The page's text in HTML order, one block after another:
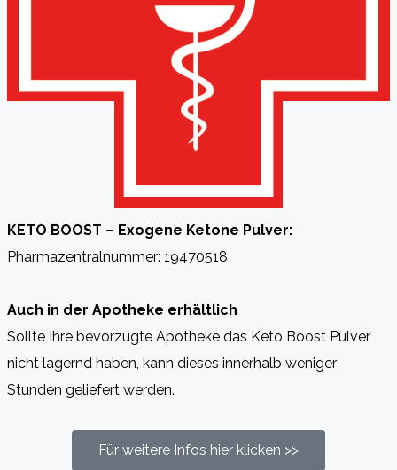
KETO BOOST – Exogene Ketone Pulver:
Pharmazentralnummer: 19470518
Auch in der Apotheke erhältlich
Sollte Ihre bevorzugte Apotheke das Keto Boost Pulver
nicht lagernd haben, kann dieses innerhalb weniger
Stunden geliefert werden.
Für weitere Infos hier klicken >>